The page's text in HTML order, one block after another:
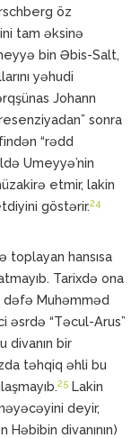
öz
tam əksinə
bin Əbis-Salt,
yəhudi
Johann
sonra
“rədd
Umeyyə’nin
etmir, lakin
göstərir.24
toplayan hansısa
Tarixdə ona
dəfə Muhəmməd
əsrdə “Təcul-Arus”
divanın bir
təhqiq əhli bu
25 Lakin
deyir,
divanının)